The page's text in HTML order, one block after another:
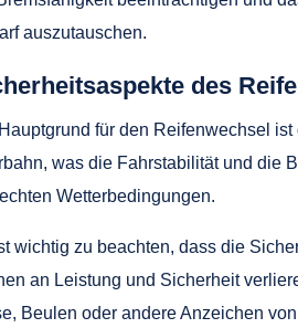
auszutauschen.
des
für den Reifenwechsel ist
was die Fahrstabilität und die
Wetterbedingungen.
wichtig zu beachten, dass die
an Leistung und Sicherheit
Beulen oder andere Anzeichen